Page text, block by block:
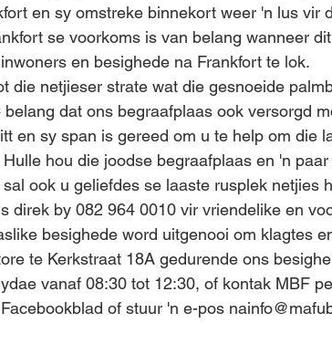
en sy omstreke binnekort weer 'n lus vir
se voorkoms is van belang wanneer
en besighede na Frankfort te lok.
die netjieser strate wat die gesnoeide
dat ons begraafplaas ook versorgd
en sy span is gereed om u te help om die
hou die joodse begraafplaas en 'n
ook u geliefdes se laaste rusplek netjies
direk by 082 964 0010 vir vriendelike en
besighede word uitgenooi om klagtes
te Kerkstraat 18A gedurende ons
vanaf 08:30 tot 12:30, of kontak MBF
of stuur 'n e-pos